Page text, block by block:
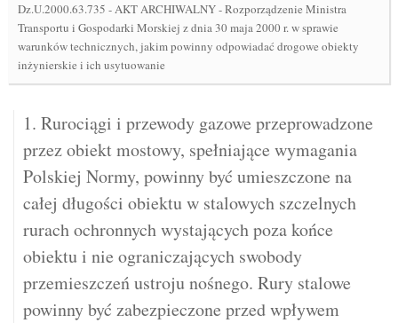
Dz.U.2000.63.735 -AKT ARCHIWALNY - Rozporządzenie Ministra
Transportu i Gospodarki Morskiej z dnia 30 maja 2000 r. w sprawie
warunków technicznych, jakim powinny odpowiadać drogowe obiekty
inżynierskie i ich usytuowanie
1. Rurociągi i przewody gazowe przeprowadzone
przez obiekt mostowy, spełniające wymagania
Polskiej Normy, powinny być umieszczone na
całej długości obiektu w stalowych szczelnych
rurach ochronnych wystających poza końce
obiektu i nie ograniczających swobody
przemieszczeń ustroju nośnego. Rury stalowe
powinny być zabezpieczone przed wpływem